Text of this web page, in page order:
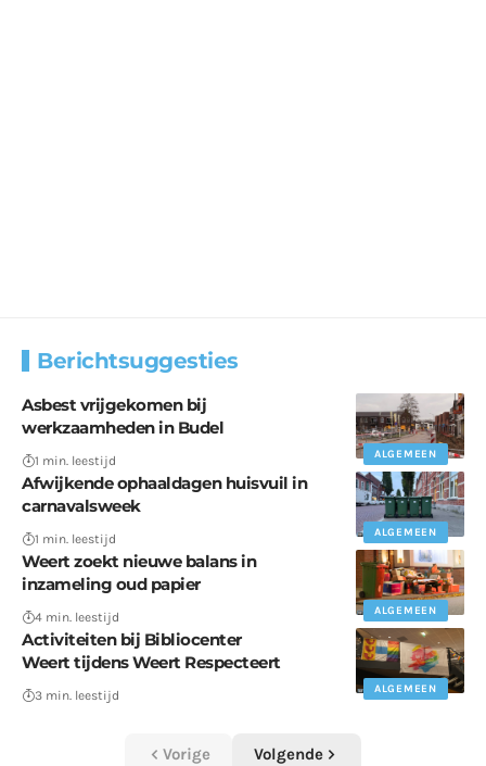
Berichtsuggesties
ALGEMEEN
Asbest vrijgekomen bij
werkzaamheden in Budel
1 min. leestijd
ALGEMEEN
Afwijkende ophaaldagen huisvuil in
carnavalsweek
1 min. leestijd
ALGEMEEN
Weert zoekt nieuwe balans in
inzameling oud papier
4 min. leestijd
ALGEMEEN
Activiteiten bij Bibliocenter
Weert tijdens Weert Respecteert
3 min. leestijd
Vorige Volgende